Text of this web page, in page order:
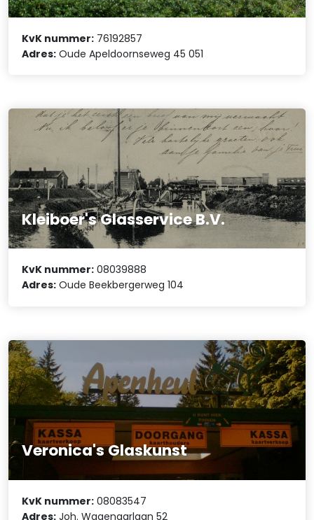
KvK nummer: 76192857
Adres: Oude Apeldoornseweg 45 051
Kleiboer's Glasservice B.V.
KvK nummer: 08039888
Adres: Oude Beekbergerweg 104
Veronica's Glaskunst
KvK nummer: 08083547
Adres: Joh. Wagenaarlaan 52